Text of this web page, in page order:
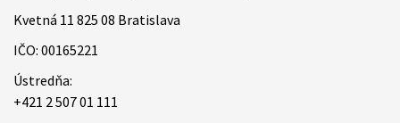
Kvetná 11 825 08 Bratislava
IČO: 00165221
Ústredňa:
+421 2 507 01 111